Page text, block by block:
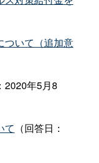
ついて（追加意
2020年5月8
て （回答日：